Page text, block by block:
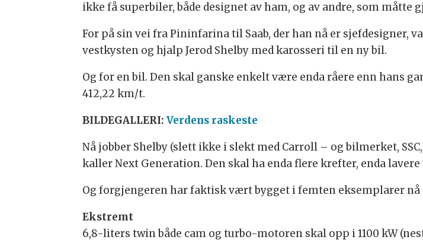
ikke få superbiler, både designet av ham, og av andre, som
For på sin vei fra Pininfarina til Saab, der han nå er sjefdesigner,
vestkysten og hjalp Jerod Shelby med karosseri til en ny bil.
Og for en bil. Den skal ganske enkelt være enda råere enn hans
412,22 km/t.
BILDEGALLERI:Verdens raskeste
Nå jobber Shelby (slett ikke i slekt med Carroll – og bilmerket,
kaller Next Generation. Den skal ha enda flere krefter, enda
Og forgjengeren har faktisk vært bygget i femten eksemplarer nå
Ekstremt
6,8-liters twin både cam og turbo-motoren skal opp i 1100 kW